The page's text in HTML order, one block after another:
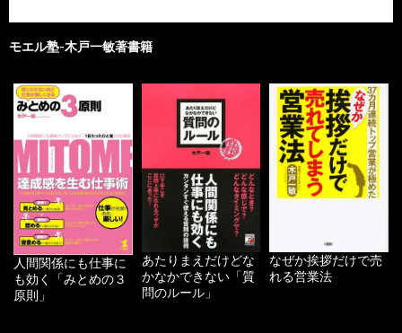
モエル塾-木戸一敏著書籍
人間関係にも仕事に
も効く「みとめの３
原則」
あたりまえだけどな
かなかできない「質
問のルール」
なぜか挨拶だけで売
れる営業法